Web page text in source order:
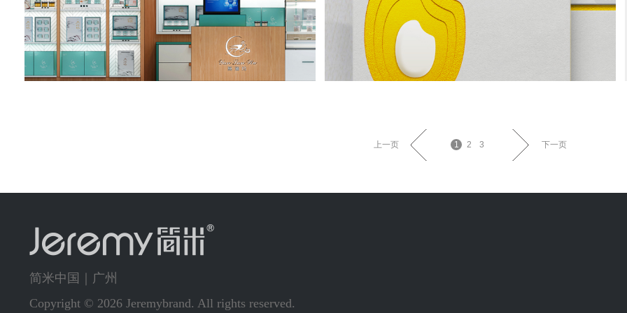
上一页 1 2 3 下一页
简米中国｜广州
Copyright © 2026 Jeremybrand. All rights reserved.